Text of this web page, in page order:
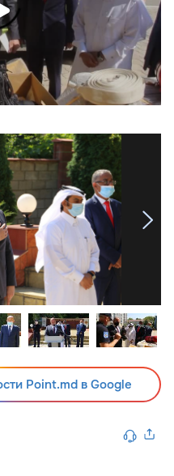
Point.md в Google